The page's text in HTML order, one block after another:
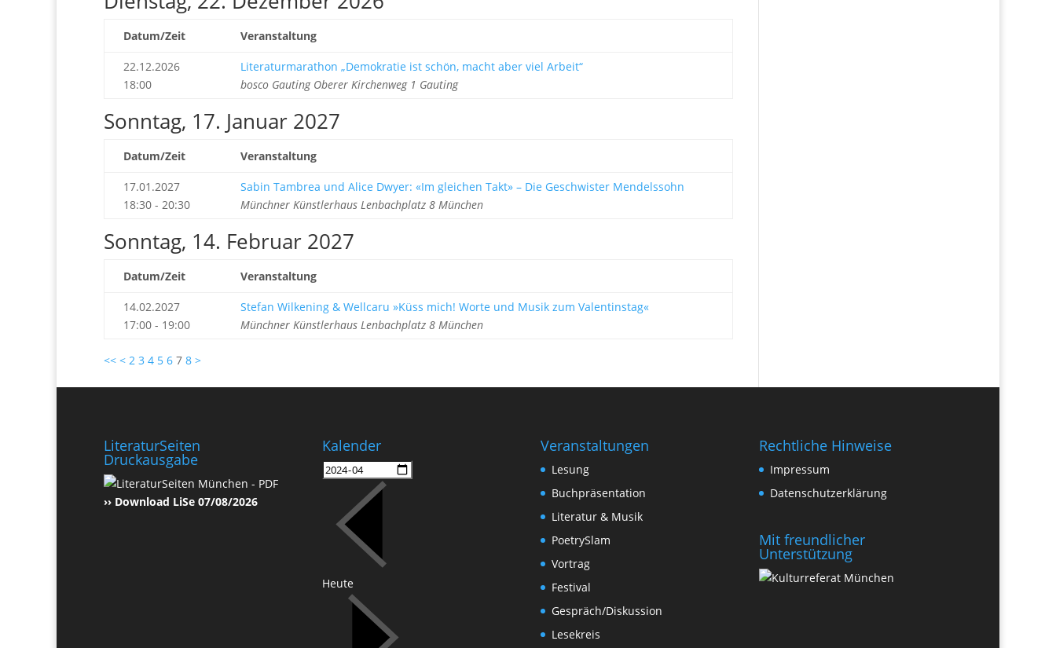
Datum/Zeit Veranstaltung
22.12.2026
18:00
Literaturmarathon „Demokratie ist schön, macht aber viel Arbeit“
bosco Gauting Oberer Kirchenweg 1 Gauting
Sonntag, 17. Januar 2027
Datum/Zeit Veranstaltung
17.01.2027
18:30 - 20:30
Sabin Tambrea und Alice Dwyer: «Im gleichen Takt» – Die Geschwister Mendelssohn
Münchner Künstlerhaus Lenbachplatz 8 München
Sonntag, 14. Februar 2027
Datum/Zeit Veranstaltung
14.02.2027
17:00 - 19:00
Stefan Wilkening & Wellcaru »Küss mich! Worte und Musik zum Valentinstag«
Münchner Künstlerhaus Lenbachplatz 8 München
<< < 2 3 4 5 6 7 8 >
LiteraturSeiten
Druckausgabe
›› Download LiSe 07/08/2026
Kalender
Heute
Veranstaltungen
Lesung
Buchpräsentation
Literatur & Musik
PoetrySlam
Vortrag
Festival
Gespräch/Diskussion
Lesekreis
Rechtliche Hinweise
Impressum
Datenschutzerklärung
Mit freundlicher
Unterstützung